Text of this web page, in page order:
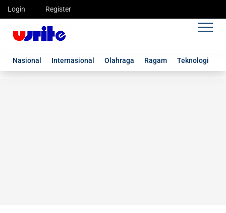
Login Register
Nasional Internasional Olahraga Ragam Teknologi